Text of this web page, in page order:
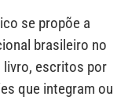
se propõe a
brasileiro no
livro, escritos por
que integram ou